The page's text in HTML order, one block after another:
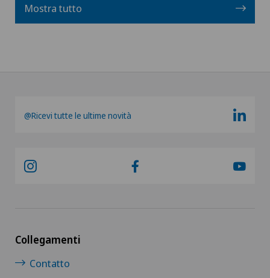
Mostra tutto
@Ricevi tutte le ultime novità
Collegamenti
Contatto